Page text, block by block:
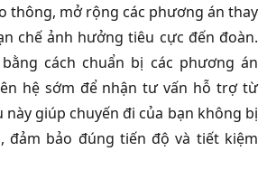
thông, mở rộng các phương án thay
chế ảnh hưởng tiêu cực đến đoàn.
cách chuẩn bị các phương án
hệ sớm để nhận tư vấn hỗ trợ từ
này giúp chuyến đi của bạn không bị
đảm bảo đúng tiến độ và tiết kiệm